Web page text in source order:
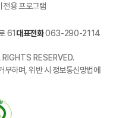
전용 프로그램
61대표전화063-290-2114
RESERVED.
부하며, 위반 시 정보통신망법에